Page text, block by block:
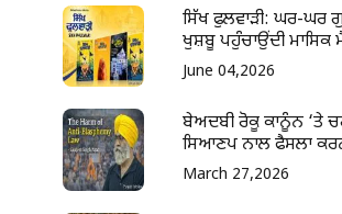
ਸਿੱਖ ਫੁਲਵਾੜੀ: ਘਰ-ਘਰ
ਖੁਸ਼ਬੂ ਪਹੁੰਚਾਉਂਦੀ ਮਾਸਿਕ
June 04,2026
ਬੇਅਦਬੀ ਰੋਕੂ ਕਾਨੂੰਨ ‘ਤੇ
ਸਿਆਣਪ ਨਾਲ ਫੈਸਲਾ
March 27,2026